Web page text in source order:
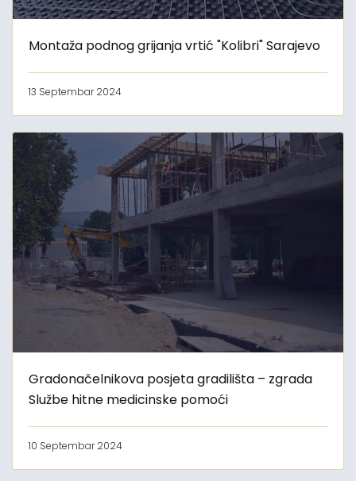
Montaža podnog grijanja vrtić "Kolibri" Sarajevo
13 Septembar 2024
Gradonačelnikova posjeta gradilišta – zgrada
Službe hitne medicinske pomoći
10 Septembar 2024